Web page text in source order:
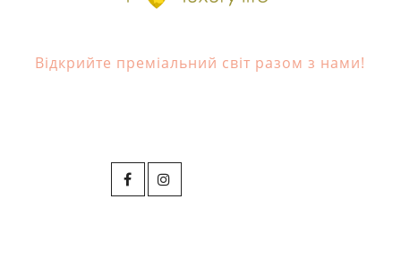
Відкрийте преміальний світ разом з нами!